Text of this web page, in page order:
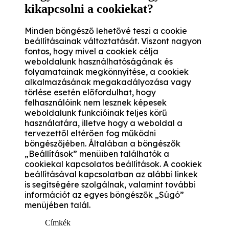
kikapcsolni a cookiekat?
Minden böngésző lehetővé teszi a cookie
beállításainak változtatását. Viszont nagyon
fontos, hogy mivel a cookiek célja
weboldalunk használhatóságának és
folyamatainak megkönnyítése, a cookiek
alkalmazásának megakadályozása vagy
törlése esetén előfordulhat, hogy
felhasználóink nem lesznek képesek
weboldalunk funkcióinak teljes körű
használatára, illetve hogy a weboldal a
tervezettől eltérően fog működni
böngészőjében. Általában a böngészők
„Beállítások” menüiben találhatók a
cookiekal kapcsolatos beállítások. A cookiek
beállításával kapcsolatban az alábbi linkek
is segítségére szolgálnak, valamint további
információt az egyes böngészők „Súgó”
menüjében talál.
Címkék